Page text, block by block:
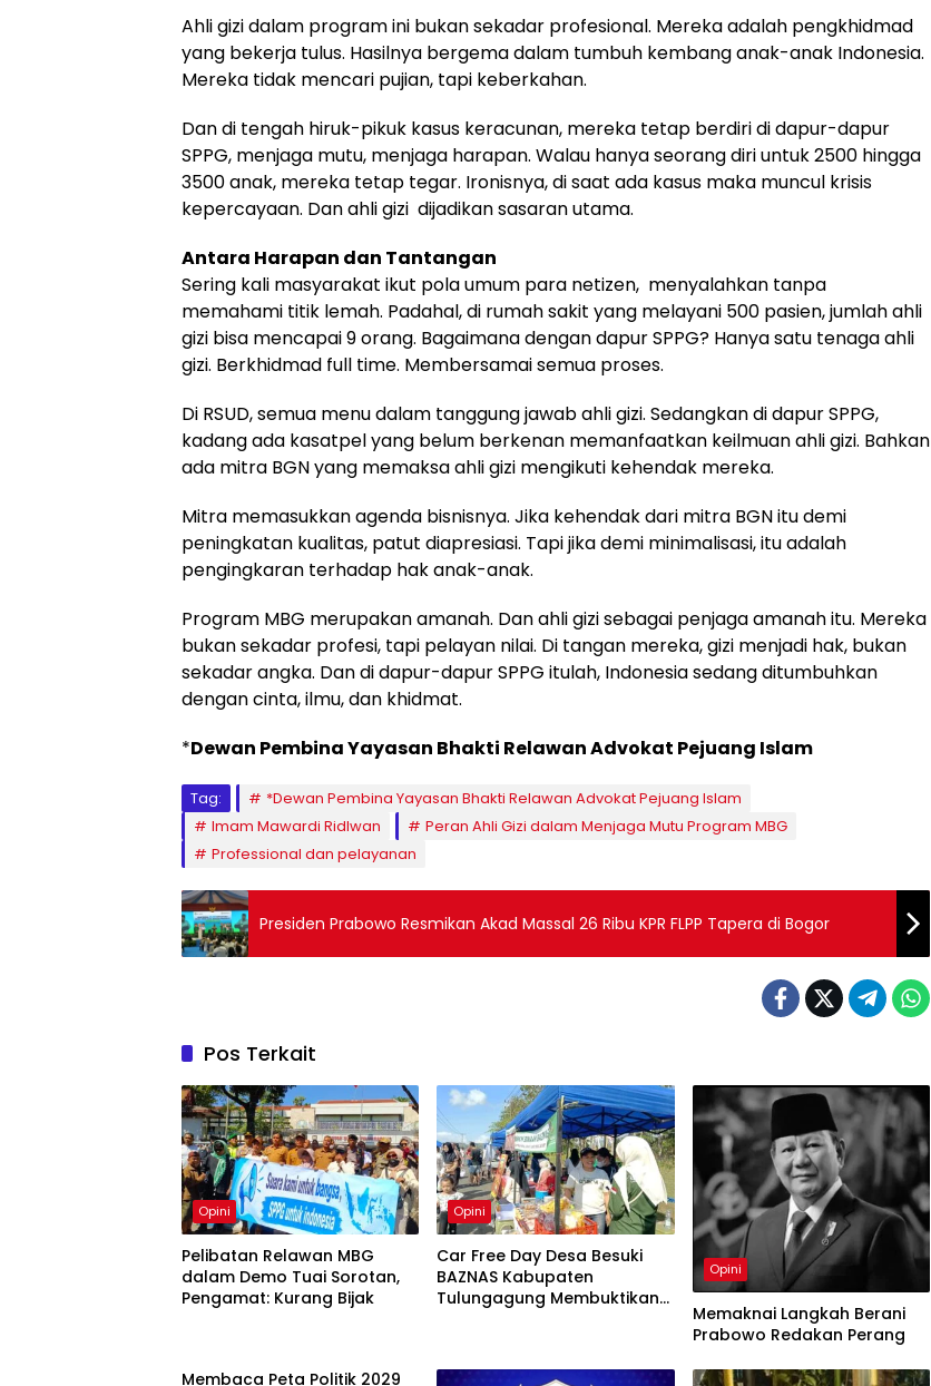
Ahli gizi dalam program ini bukan sekadar profesional. Mereka adalah pengkhidmad
yang bekerja tulus. Hasilnya bergema dalam tumbuh kembang anak-anak Indonesia.
Mereka tidak mencari pujian, tapi keberkahan.
Dan di tengah hiruk-pikuk kasus keracunan, mereka tetap berdiri di dapur-dapur
SPPG, menjaga mutu, menjaga harapan. Walau hanya seorang diri untuk 2500 hingga
3500 anak, mereka tetap tegar. Ironisnya, di saat ada kasus maka muncul krisis
kepercayaan. Dan ahli gizi dijadikan sasaran utama.
Antara Harapan dan Tantangan
Sering kali masyarakat ikut pola umum para netizen, menyalahkan tanpa
memahami titik lemah. Padahal, di rumah sakit yang melayani 500 pasien, jumlah ahli
gizi bisa mencapai 9 orang. Bagaimana dengan dapur SPPG? Hanya satu tenaga ahli
gizi. Berkhidmad full time. Membersamai semua proses.
Di RSUD, semua menu dalam tanggung jawab ahli gizi. Sedangkan di dapur SPPG,
kadang ada kasatpel yang belum berkenan memanfaatkan keilmuan ahli gizi. Bahkan
ada mitra BGN yang memaksa ahli gizi mengikuti kehendak mereka.
Mitra memasukkan agenda bisnisnya. Jika kehendak dari mitra BGN itu demi
peningkatan kualitas, patut diapresiasi. Tapi jika demi minimalisasi, itu adalah
pengingkaran terhadap hak anak-anak.
Program MBG merupakan amanah. Dan ahli gizi sebagai penjaga amanah itu. Mereka
bukan sekadar profesi, tapi pelayan nilai. Di tangan mereka, gizi menjadi hak, bukan
sekadar angka. Dan di dapur-dapur SPPG itulah, Indonesia sedang ditumbuhkan
dengan cinta, ilmu, dan khidmat.
*Dewan Pembina Yayasan Bhakti Relawan Advokat Pejuang Islam
Tag:
*Dewan Pembina Yayasan Bhakti Relawan Advokat Pejuang Islam
Imam Mawardi Ridlwan
Peran Ahli Gizi dalam Menjaga Mutu Program MBG
Professional dan pelayanan
Presiden Prabowo Resmikan Akad Massal 26 Ribu KPR FLPP Tapera di Bogor
Pos Terkait
Opini
Pelibatan Relawan MBG
dalam Demo Tuai Sorotan,
Pengamat: Kurang Bijak
Opini
Car Free Day Desa Besuki
BAZNAS Kabupaten
Tulungagung Membuktikan
Opini
Memaknai Langkah Berani
Prabowo Redakan Perang
Membaca Peta Politik 2029